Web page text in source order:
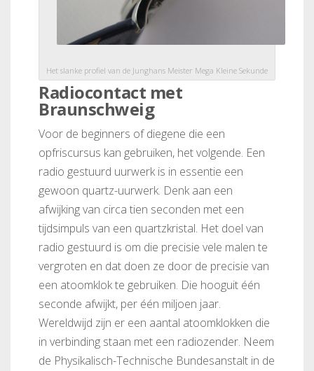
Het slanke profiel van de Junghans Meister Mega Kleine Sekunde
Radiocontact met
Braunschweig
Voor de beginners of diegene die een
opfriscursus kan gebruiken, het volgende. Een
radio gestuurd uurwerk is in essentie een
gewoon quartz-uurwerk. Denk aan een
afwijking van circa tien seconden met een
tijdsimpuls van een quartzkristal. Het doel van
radio gestuurd is om die precisie vele malen te
vergroten en dat doen ze door de precisie van
een atoomklok te gebruiken. Die hooguit één
seconde afwijkt, per één miljoen jaar.
Wereldwijd zijn er een aantal atoomklokken die
in verbinding staan met een radiozender. Neem
de Physikalisch-Technische Bundesanstalt in de